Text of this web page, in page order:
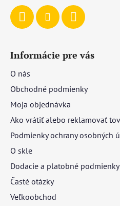
Informácie pre vás
O nás
Obchodné podmienky
Moja objednávka
Ako vrátiť alebo reklamovať
Podmienky ochrany osobných
O skle
Dodacie a platobné podmienky
Časté otázky
Veľkoobchod